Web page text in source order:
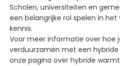
Scholen, universiteiten en
een belangrijke rol spelen in
kennis.
Voor meer informatie over hoe
verduurzamen met een
onze pagina over hybride